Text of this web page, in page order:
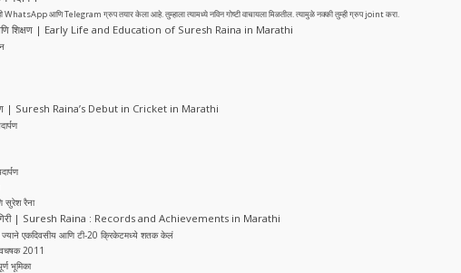
WhatsApp आणि Telegram ग्रुप तयार केला आहे. तुम्हाला त्यामध्ये नविन गोष्टी वाचायला मिळतील. त्यामुळे नक्की तुम्ही ग्रुप joint करा.
आणि शिक्षण | Early Life and Education of Suresh Raina in Marathi
| Suresh Raina’s Debut in Cricket in Marathi
सुरेश रैना
| Suresh Raina : Records and Achievements in Marathi
ज्याने एकदिवसीय आणि टी-20 क्रिकेटमध्ये शतक केलं
2011
भूमिका